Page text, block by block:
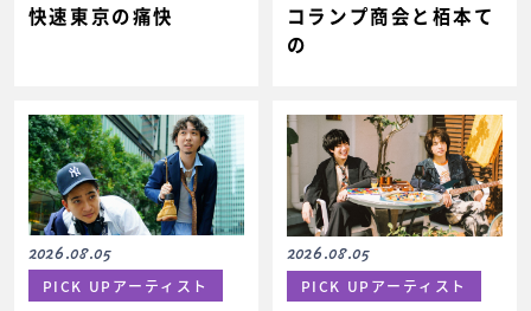
快速東京の痛快
コランプ商会と栢本て
の
2026.08.05
PICK UPアーティスト
2026.08.05
PICK UPアーティスト